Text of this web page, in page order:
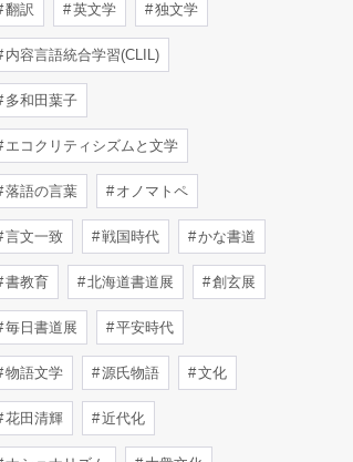
翻訳 英文学 独文学
内容言語統合学習(CLIL)
多和田葉子
エコクリティシズムと文学
落語の言葉 オノマトペ
言文一致 戦国時代 かな書道
書教育 北海道書道展 創玄展
毎日書道展 平安時代
物語文学 源氏物語 文化
花田清輝 近代化